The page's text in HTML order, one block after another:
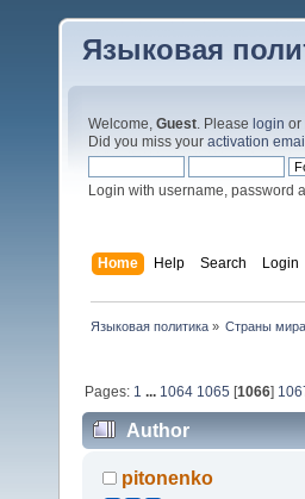
Языковая
Welcome, Guest. Please login or
Did you miss your activation email
Login with username, password
Home Help Search Login
Языковая политика» Страны мира
Pages: 1 ... 1064 1065 [1066]
Author
pitonenko